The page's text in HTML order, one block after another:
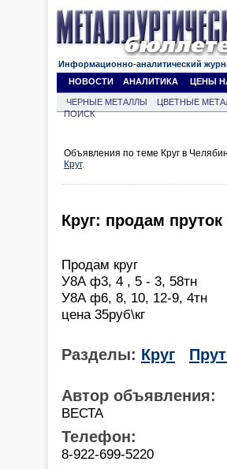
Информационно-аналитический
НОВОСТИ
АНАЛИТИКА ЦЕНЫ
ЧЕРНЫЕ МЕТАЛЛЫ ЦВЕТНЫЕ
ПОИСК
Объявления по теме Круг в
Круг.
Круг: продам
Продам круг
У8А ф3, 4 , 5 - 3, 58тн
У8А ф6, 8, 10, 12-9, 4тн
цена 35руб\кг
Разделы: Круг
Автор объявления:
ВЕСТА
Телефон:
8-922-699-5220